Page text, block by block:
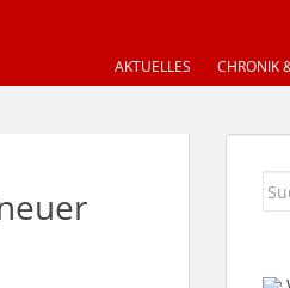
AKTUELLES CHRONIK